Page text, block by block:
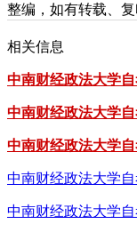
整编，如有转载、
相关信息
中南财经政法大学
中南财经政法大学
中南财经政法大学
中南财经政法大学
中南财经政法大学